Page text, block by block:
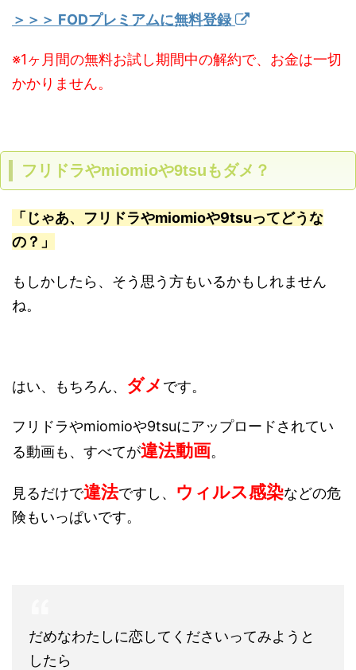
＞＞＞ FODプレミアムに無料登録
※1ヶ月間の無料お試し期間中の解約で、お金は一切
かかりません。
フリドラやmiomioや9tsuもダメ？
「じゃあ、フリドラやmiomioや9tsuってどうな
の？」
もしかしたら、そう思う方もいるかもしれません
ね。
はい、もちろん、 ダメ です。
フリドラやmiomioや9tsuにアップロードされてい
る動画も、すべてが違法動画。
見るだけで違法ですし、 ウィルス感染などの危
険もいっぱいです。
だめなわたしに恋してくださいってみようと
したら